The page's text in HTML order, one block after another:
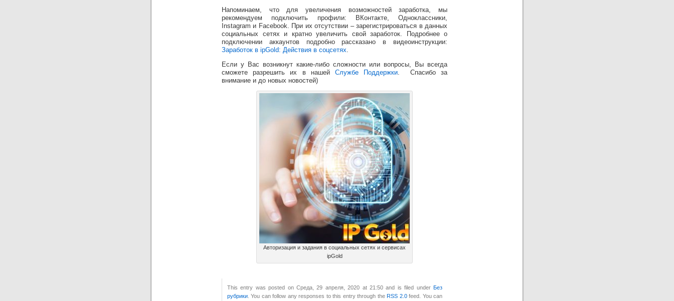
Напоминаем, что для увеличения возможностей заработка, мы
рекомендуем подключить профили: ВКонтакте, Одноклассники,
Instagram и Facebook. При их отсутствии – зарегистрироваться в данных
социальных сетях и кратно увеличить свой заработок. Подробнее о
подключении аккаунтов подробно рассказано в видеоинструкции:
Заработок в ipGold: Действия в соцсетях.
Если у Вас возникнут какие-либо сложности или вопросы, Вы всегда
сможете разрешить их в нашейСлужбе Поддержки . Спасибо за
внимание и до новых новостей)
Авторизация и задания в социальных сетях и сервисах
ipGold
This entry was posted on Среда, 29 апреля, 2020 at 21:50 and is filed under Без
рубрики . You can follow any responses to this entry through theRSS 2.0feed. You can